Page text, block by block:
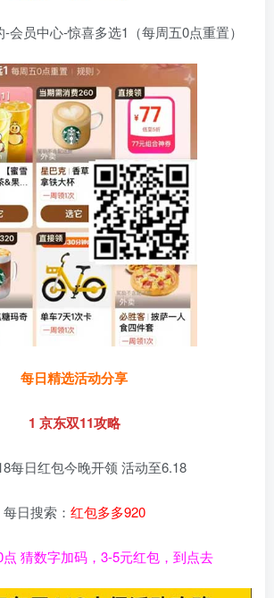
会员中心-惊喜多选1（每周五0点重置）
每日精选活动分享
1 京东双11攻略
每日红包今晚开领 活动至6.18
每日搜索： 红包多多920
猜数字加码，3-5元红包，到点去